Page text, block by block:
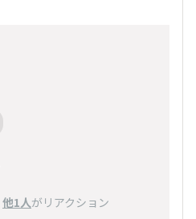
他1人がリアクション